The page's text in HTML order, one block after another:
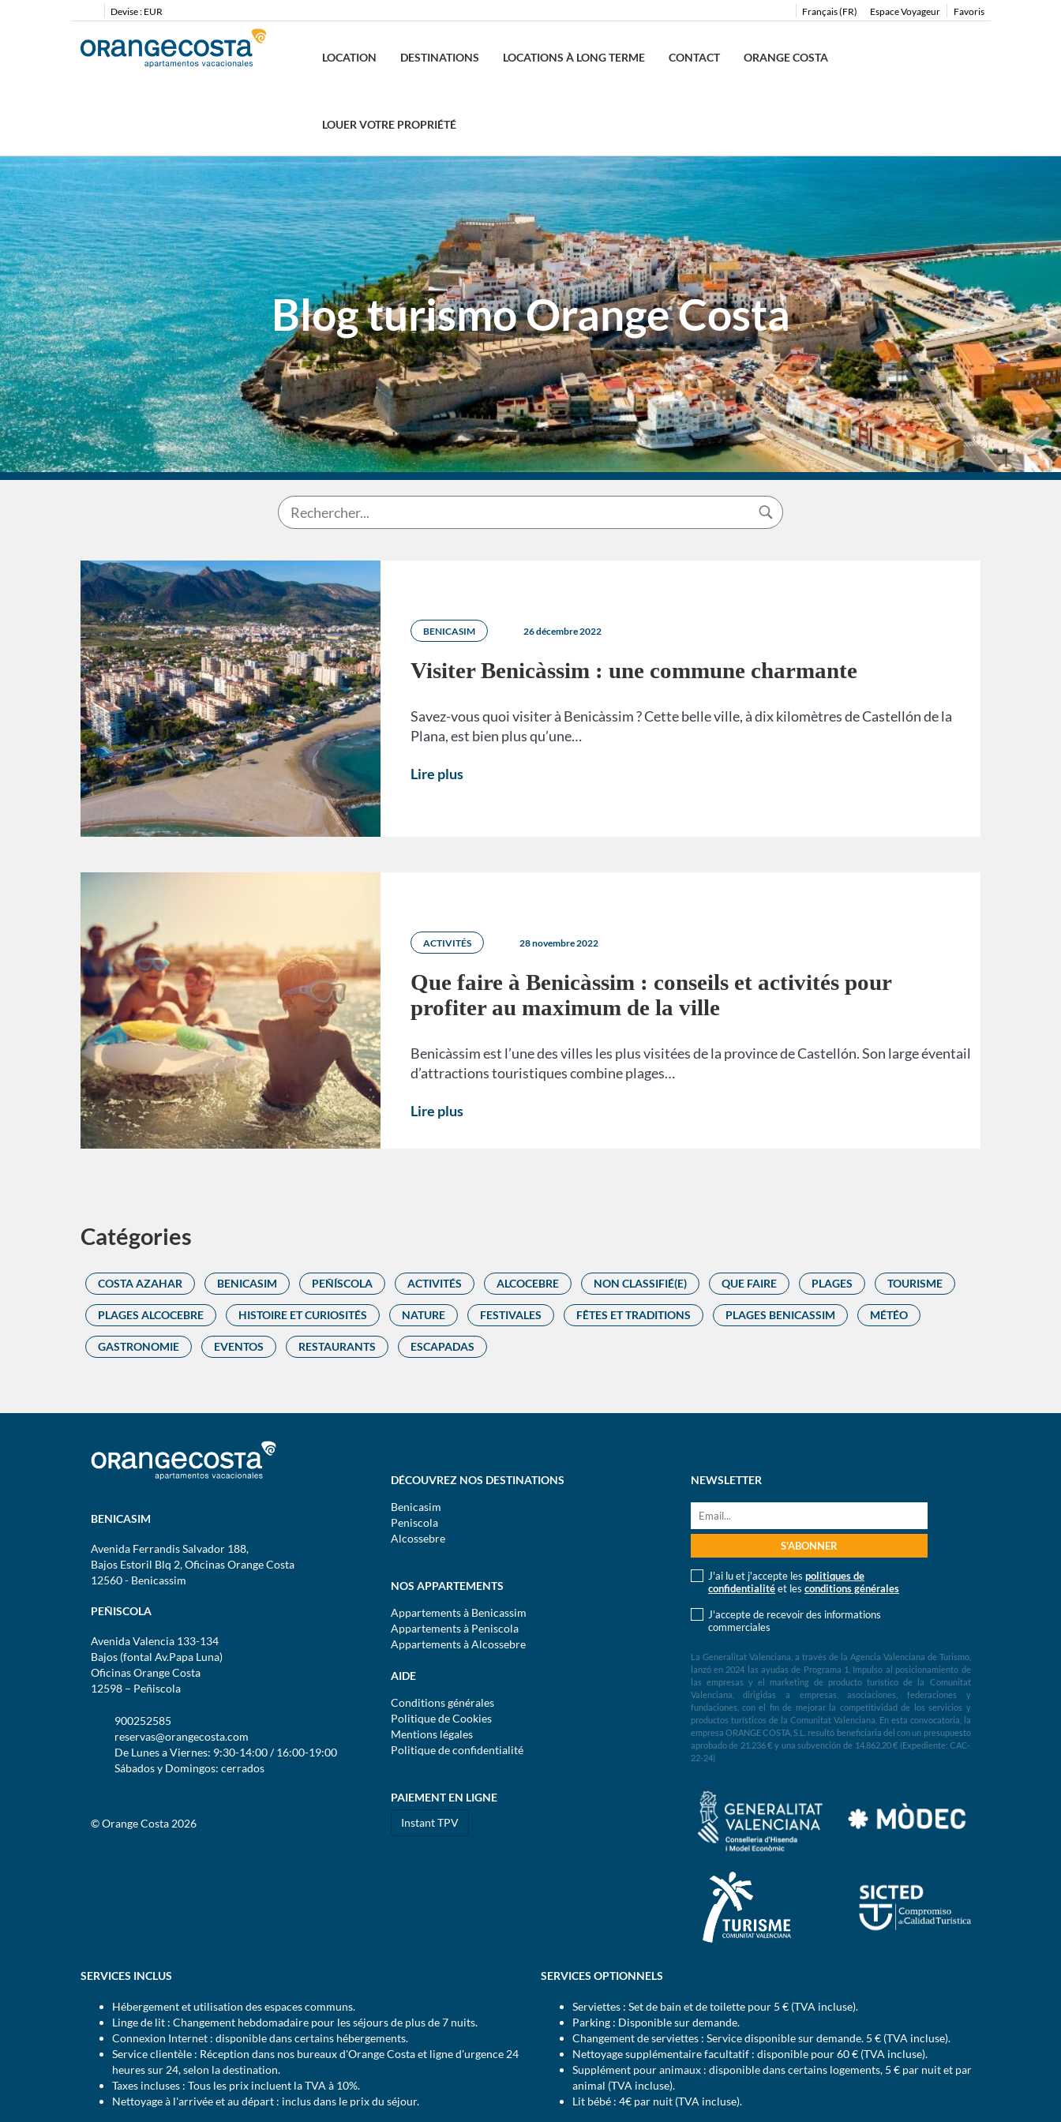
Devise : EUR Favoris
Espace Voyageur
Français (FR)
LOCATION DESTINATIONS LOCATIONS À LONG TERME CONTACT ORANGE COSTA
LOUER VOTRE PROPRIÉTÉ
Blog turismo Orange Costa
BENICASIM 26 décembre 2022
Visiter Benicàssim : une commune charmante
Savez-vous quoi visiter à Benicàssim ? Cette belle ville, à dix kilomètres de Castellón de la
Plana, est bien plus qu’une…
Lire plus
ACTIVITÉS 28 novembre 2022
Que faire à Benicàssim : conseils et activités pour
profiter au maximum de la ville
Benicàssim est l’une des villes les plus visitées de la province de Castellón. Son large éventail
d’attractions touristiques combine plages…
Lire plus
Catégories
COSTA AZAHAR BENICASIM PEÑÍSCOLA ACTIVITÉS ALCOCEBRE NON CLASSIFIÉ(E) QUE FAIRE PLAGES TOURISME
PLAGES ALCOCEBRE HISTOIRE ET CURIOSITÉS NATURE FESTIVALES FÊTES ET TRADITIONS PLAGES BENICASSIM MÉTÉO
GASTRONOMIE EVENTOS RESTAURANTS ESCAPADAS
BENICASIM
Avenida Ferrandis Salvador 188,
Bajos Estoril Blq 2, Oficinas Orange Costa
12560 - Benicassim
PEÑISCOLA
Avenida Valencia 133-134
Bajos (fontal Av.Papa Luna)
Oficinas Orange Costa
12598 – Peñiscola
900252585
reservas@orangecosta.com
De Lunes a Viernes: 9:30-14:00 / 16:00-19:00
Sábados y Domingos: cerrados
© Orange Costa 2026
DÉCOUVREZ NOS DESTINATIONS
Benicasim
Peniscola
Alcossebre
NOS APPARTEMENTS
Appartements à Benicassim
Appartements à Peniscola
Appartements à Alcossebre
AIDE
Conditions générales
Politique de Cookies
Mentions légales
Politique de confidentialité
PAIEMENT EN LIGNE
Instant TPV
NEWSLETTER
J'ai lu et j'accepte les politiques de
confidentialitéet les conditions générales
J'accepte de recevoir des informations
commerciales
La Generalitat Valenciana, a través de la Agencia Valenciana de Turismo,
lanzó en 2024 las ayudas de Programa 1, Impulso al posicionamiento de
las empresas y el marketing de producto turístico de la Comunitat
Valenciana, dirigidas a empresas, asociaciones, federaciones y
fundaciones, con el fin de mejorar la competitividad de los servicios y
productos turísticos de la Comunitat Valenciana. En esta convocatoria, la
empresa ORANGE COSTA, S.L. resultó beneficiaria del con un presupuesto
aprobado de 21.236 € y una subvención de 14.862,20 € (Expediente: CAC-
22-24)
SERVICES INCLUS
Hébergement et utilisation des espaces communs.
Linge de lit : Changement hebdomadaire pour les séjours de plus de 7 nuits.
Connexion Internet : disponible dans certains hébergements.
Service clientèle : Réception dans nos bureaux d'Orange Costa et ligne d'urgence 24
heures sur 24, selon la destination.
Taxes incluses : Tous les prix incluent la TVA à 10%.
Nettoyage à l'arrivée et au départ : inclus dans le prix du séjour.
SERVICES OPTIONNELS
Serviettes : Set de bain et de toilette pour 5 € (TVA incluse).
Parking : Disponible sur demande.
Changement de serviettes : Service disponible sur demande. 5 € (TVA incluse).
Nettoyage supplémentaire facultatif : disponible pour 60 € (TVA incluse).
Supplément pour animaux : disponible dans certains logements, 5 € par nuit et par
animal (TVA incluse).
Lit bébé : 4€ par nuit (TVA incluse).